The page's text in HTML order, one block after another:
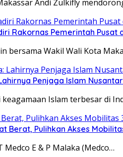
Andi Zulkifly
Rakornas Pemerintah Pusat
bersama Wakil Wali Kota
Penjaga Islam
Islam terbesar di
Berat, Pulihkan Akses
E & P Malaka (Medco…